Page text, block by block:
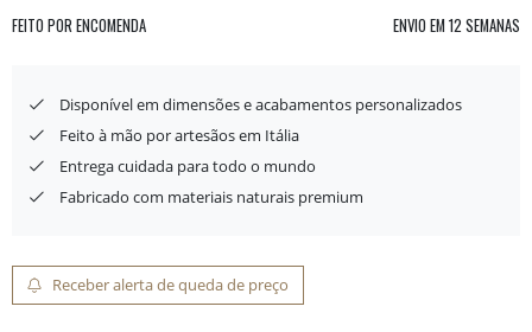
FEITO POR ENCOMENDA ENVIO EM 12 SEMANAS
Disponível em dimensões e acabamentos personalizados
Feito à mão por artesãos em Itália
Entrega cuidada para todo o mundo
Fabricado com materiais naturais premium
Receber alerta de queda de preço